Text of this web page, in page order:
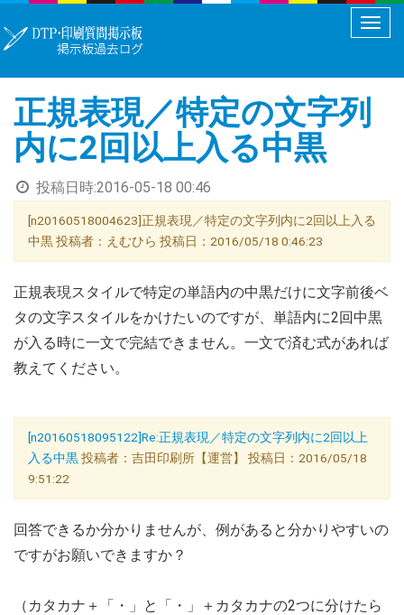
メ
ュ
ー
切
え
正規表現／特定の文字列
内に2回以上入る中黒
投稿日時:2016-05-18 00:46
[n20160518004623]正規表現／特定の文字列内に2回以上入る
中黒 投稿者：えむひら 投稿日：2016/05/18 0:46:23
正規表現スタイルで特定の単語内の中黒だけに文字前後ベ
タの文字スタイルをかけたいのですが、単語内に2回中黒
が入る時に一文で完結できません。一文で済む式があれば
教えてください。
[n20160518095122]Re:正規表現／特定の文字列内に2回以上
入る中黒投稿者：吉田印刷所【運営】 投稿日：2016/05/18
9:51:22
回答できるか分かりませんが、例があると分かりやすいの
ですがお願いできますか？
（カタカナ＋「・」と「・」＋カタカナの2つに分けたら